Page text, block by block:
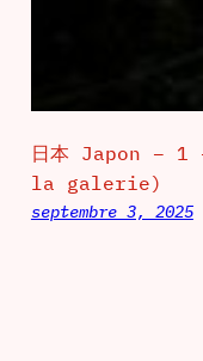
日本 Japon –
la galerie)
septembre 3, 2025